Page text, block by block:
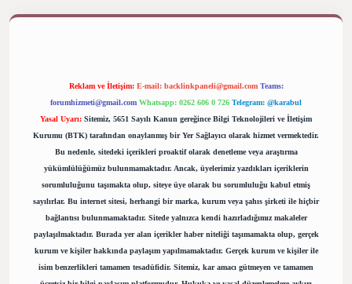
Reklam ve İletişim: E-mail: backlinkpaneli@gmail.com Teams:
forumhizmeti@gmail.com Whatsapp: 0262 606 0 726 Telegram: @karabul
Yasal Uyarı: Sitemiz, 5651 Sayılı Kanun gereğince Bilgi Teknolojileri ve İletişim
Kurumu (BTK) tarafından onaylanmış bir Yer Sağlayıcı olarak hizmet vermektedir.
Bu nedenle, sitedeki içerikleri proaktif olarak denetleme veya araştırma
yükümlülüğümüz bulunmamaktadır. Ancak, üyelerimiz yazdıkları içeriklerin
sorumluluğunu taşımakta olup, siteye üye olarak bu sorumluluğu kabul etmiş
sayılırlar. Bu internet sitesi, herhangi bir marka, kurum veya şahıs şirketi ile hiçbir
bağlantısı bulunmamaktadır. Sitede yalnızca kendi hazırladığımız makaleler
paylaşılmaktadır. Burada yer alan içerikler haber niteliği taşımamakta olup, gerçek
kurum ve kişiler hakkında paylaşım yapılmamaktadır. Gerçek kurum ve kişiler ile
isim benzerlikleri tamamen tesadüfidir. Sitemiz, kar amacı gütmeyen ve tamamen